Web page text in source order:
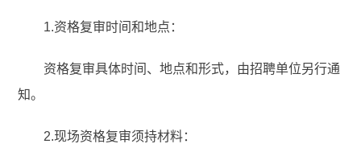
1.资格复审时间和地点：
资格复审具体时间、地点和形式，由招聘单位另行通
知。
2.现场资格复审须持材料：